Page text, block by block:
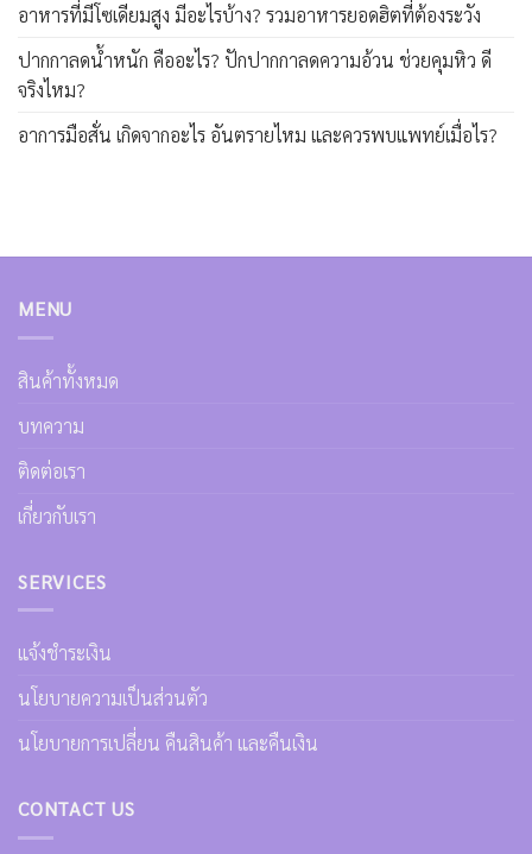
อาหารที่มีโซเดียมสูง มีอะไรบ้าง? รวมอาหารยอดฮิตที่ต้องระวัง
ปากกาลดน้ำหนัก คืออะไร? ปักปากกาลดความอ้วน ช่วยคุมหิว ดี
จริงไหม?
อาการมือสั่น เกิดจากอะไร อันตรายไหม และควรพบแพทย์เมื่อไร?
MENU
สินค้าทั้งหมด
บทความ
ติดต่อเรา
เกี่ยวกับเรา
SERVICES
แจ้งชำระเงิน
นโยบายความเป็นส่วนตัว
นโยบายการเปลี่ยน คืนสินค้า และคืนเงิน
CONTACT US